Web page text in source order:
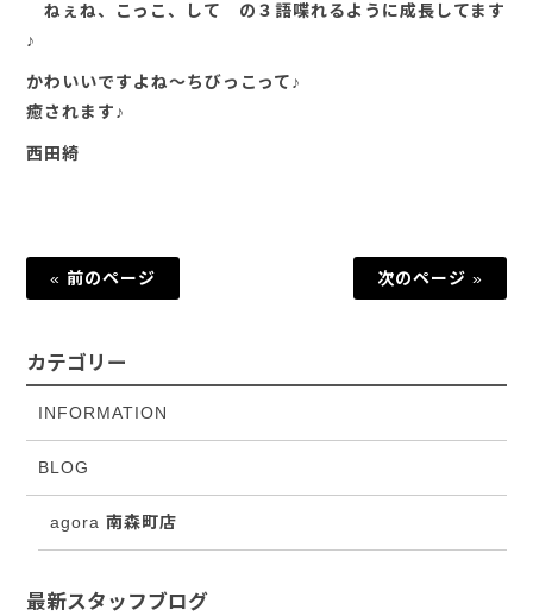
ねぇね、こっこ、して の３語喋れるように成長してます
♪
かわいいですよね～ちびっこって♪
癒されます♪
西田綺
« 前のページ 次のページ »
カテゴリー
INFORMATION
BLOG
agora 南森町店
最新スタッフブログ